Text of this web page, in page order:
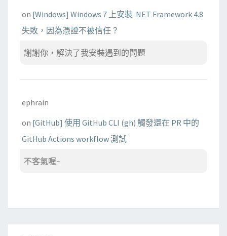
on [Windows] Windows 7 上安裝 .NET Framework 4.8
失敗，因為憑證不被信任？
謝謝你，解決了我安裝遇到的問題
ephrain
on [GitHub] 使用 GitHub CLI (gh) 觸發還在 PR 中的
GitHub Actions workflow 測試
不客氣喔~